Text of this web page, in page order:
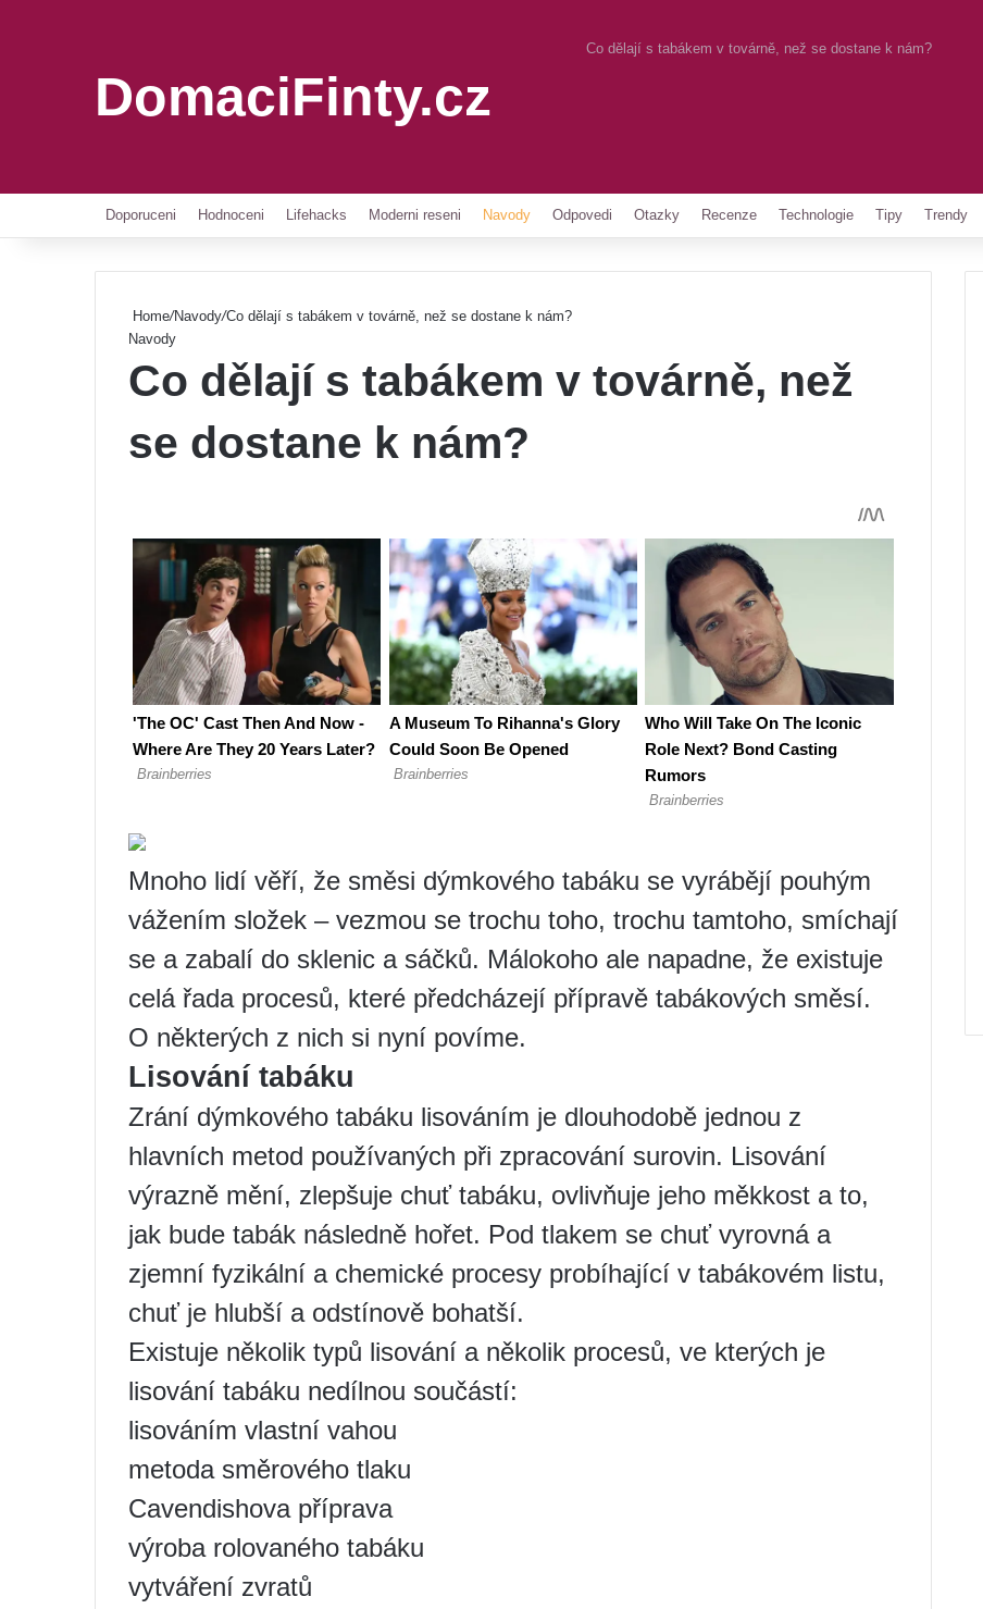
DomaciFinty.cz
Co dělají s tabákem v továrně, než se dostane k nám?
Doporuceni Hodnoceni Lifehacks Moderni reseni Navody Odpovedi Otazky Recenze Technologie Tipy Trendy
Home/Navody/Co dělají s tabákem v továrně, než se dostane k nám?
Navody
Co dělají s tabákem v továrně, než
se dostane k nám?
Mnoho lidí věří, že směsi dýmkového tabáku se vyrábějí pouhým
vážením složek – vezmou se trochu toho, trochu tamtoho, smíchají
se a zabalí do sklenic a sáčků. Málokoho ale napadne, že existuje
celá řada procesů, které předcházejí přípravě tabákových směsí.
O některých z nich si nyní povíme.
Lisování tabáku
Zrání dýmkového tabáku lisováním je dlouhodobě jednou z
hlavních metod používaných při zpracování surovin. Lisování
výrazně mění, zlepšuje chuť tabáku, ovlivňuje jeho měkkost a to,
jak bude tabák následně hořet. Pod tlakem se chuť vyrovná a
zjemní fyzikální a chemické procesy probíhající v tabákovém listu,
chuť je hlubší a odstínově bohatší.
Existuje několik typů lisování a několik procesů, ve kterých je
lisování tabáku nedílnou součástí:
lisováním vlastní vahou
metoda směrového tlaku
Cavendishova příprava
výroba rolovaného tabáku
vytváření zvratů